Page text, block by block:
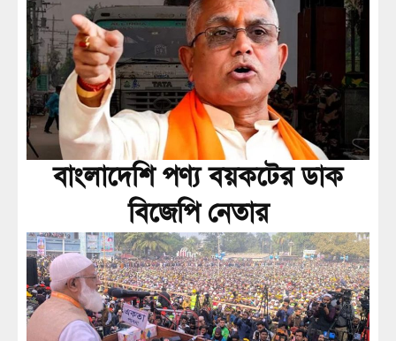
বাংলাদেশি পণ্য বয়কটের ডাক
বিজেপি নেতার